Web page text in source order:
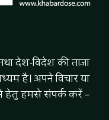
देश-विदेश की ताजा
है। अपने विचार या
हेतु हमसे संपर्क करें –